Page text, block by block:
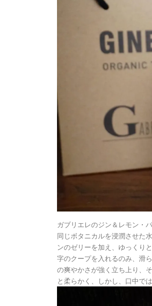
ガブリエレのジン＆レモン・
同じボタニカルを浸潤させた
ンのゼリーを加え、ゆっくり
字のクープを入れるのみ、滑
の爽やかさが強く立ち上り、
と柔らかく、しかし、口中で